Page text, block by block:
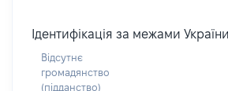
Ідентифікація за межами України
Відсутнє
громадянство
(підданство)